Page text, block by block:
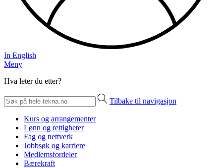
In English
Meny
Hva leter du etter?
Tilbake til navigasjon
Kurs og arrangementer
Lønn og rettigheter
Fag og nettverk
Jobbsøk og karriere
Medlemsfordeler
Bærekraft